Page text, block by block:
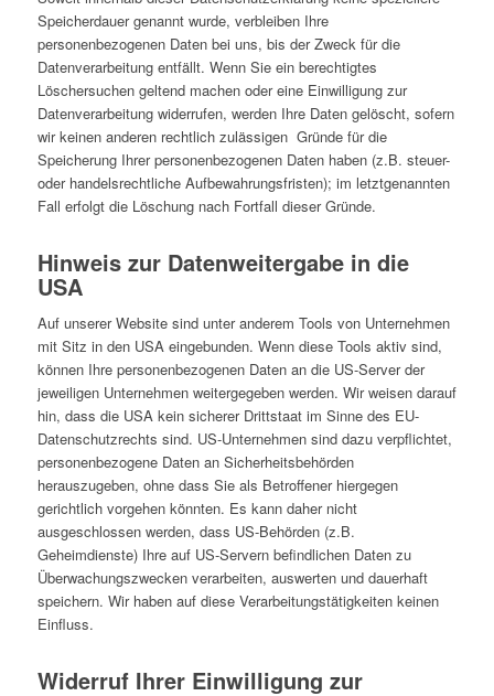
Speicherdauer genannt wurde, verbleiben Ihre
personenbezogenen Daten bei uns, bis der Zweck für die
Datenverarbeitung entfällt. Wenn Sie ein berechtigtes
Löschersuchen geltend machen oder eine Einwilligung zur
Datenverarbeitung widerrufen, werden Ihre Daten gelöscht, sofern
wir keinen anderen rechtlich zulässigen Gründe für die
Speicherung Ihrer personenbezogenen Daten haben (z.B. steuer-
oder handelsrechtliche Aufbewahrungsfristen); im letztgenannten
Fall erfolgt die Löschung nach Fortfall dieser Gründe.
Hinweis zur Datenweitergabe in die
USA
Auf unserer Website sind unter anderem Tools von Unternehmen
mit Sitz in den USA eingebunden. Wenn diese Tools aktiv sind,
können Ihre personenbezogenen Daten an die US-Server der
jeweiligen Unternehmen weitergegeben werden. Wir weisen darauf
hin, dass die USA kein sicherer Drittstaat im Sinne des EU-
Datenschutzrechts sind. US-Unternehmen sind dazu verpflichtet,
personenbezogene Daten an Sicherheitsbehörden
herauszugeben, ohne dass Sie als Betroffener hiergegen
gerichtlich vorgehen könnten. Es kann daher nicht
ausgeschlossen werden, dass US-Behörden (z.B.
Geheimdienste) Ihre auf US-Servern befindlichen Daten zu
Überwachungszwecken verarbeiten, auswerten und dauerhaft
speichern. Wir haben auf diese Verarbeitungstätigkeiten keinen
Einfluss.
Widerruf Ihrer Einwilligung zur